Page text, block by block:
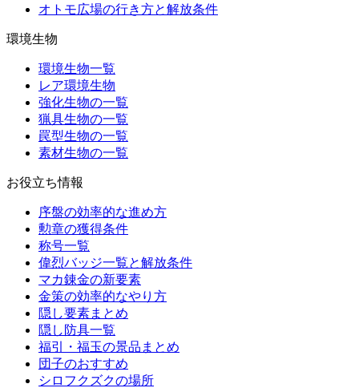
オトモ広場の行き方と解放条件
環境生物
環境生物一覧
レア環境生物
強化生物の一覧
猟具生物の一覧
罠型生物の一覧
素材生物の一覧
お役立ち情報
序盤の効率的な進め方
勲章の獲得条件
称号一覧
偉烈バッジ一覧と解放条件
マカ錬金の新要素
金策の効率的なやり方
隠し要素まとめ
隠し防具一覧
福引・福玉の景品まとめ
団子のおすすめ
シロフクズクの場所